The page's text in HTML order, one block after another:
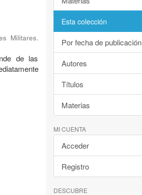
Militares.
de las
Esta colección
Por fecha de publicación
Autores
Títulos
Materias
MI CUENTA
Acceder
Registro
DESCUBRE